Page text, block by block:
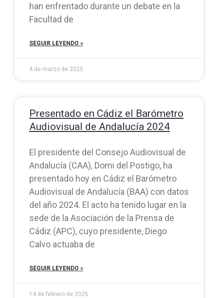
han enfrentado durante un debate en la
Facultad de
SEGUIR LEYENDO »
4 de marzo de 2025
Presentado en Cádiz el Barómetro
Audiovisual de Andalucía 2024
El presidente del Consejo Audiovisual de
Andalucía (CAA), Domi del Postigo, ha
presentado hoy en Cádiz el Barómetro
Audiovisual de Andalucía (BAA) con datos
del año 2024. El acto ha tenido lugar en la
sede de la Asociación de la Prensa de
Cádiz (APC), cuyo presidente, Diego
Calvo actuaba de
SEGUIR LEYENDO »
14 de febrero de 2025